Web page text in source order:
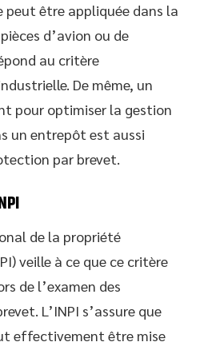
être appliquée dans la
d’avion ou de
au critère
De même, un
pour optimiser la gestion
un entrepôt est aussi
par brevet.
de la propriété
veille à ce que ce critère
de l’examen des
L’INPI s’assure que
effectivement être mise